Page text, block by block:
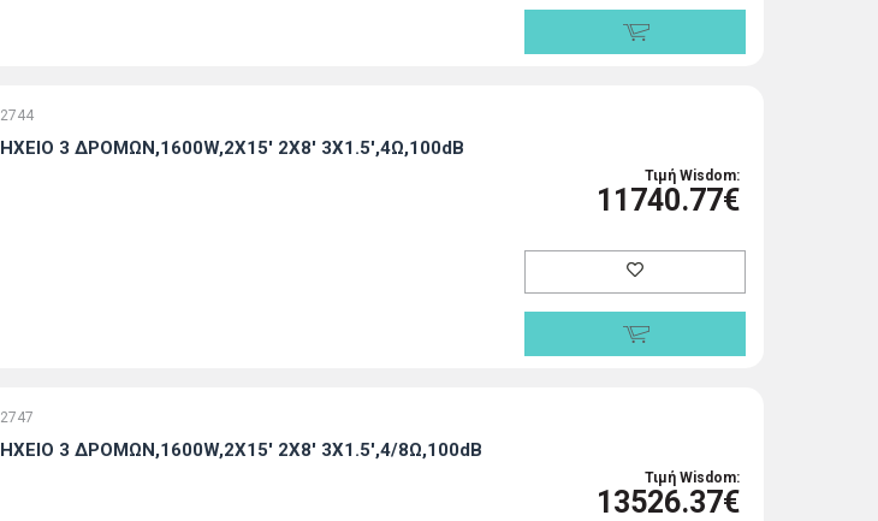
2744
ΗΧΕΙΟ 3 ΔΡΟΜΩΝ,1600W,2X15' 2X8' 3X1.5',4Ω,100dB
Τιμή Wisdom:
11740.77€
2747
ΗΧΕΙΟ 3 ΔΡΟΜΩΝ,1600W,2X15' 2X8' 3X1.5',4/8Ω,100dB
Τιμή Wisdom:
13526.37€